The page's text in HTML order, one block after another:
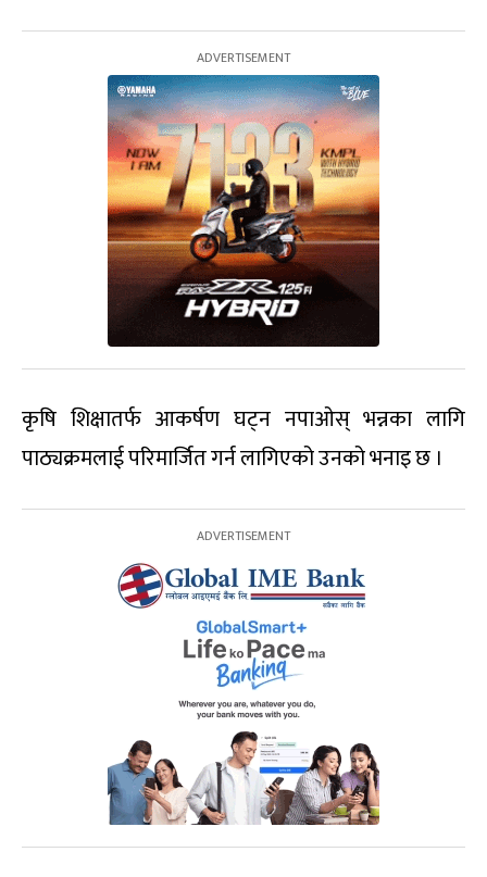
कृषि शिक्षातर्फ आकर्षण घट्न नपाओस् भन्नका लागि
पाठ्यक्रमलाई परिमार्जित गर्न लागिएको उनको भनाइ छ ।